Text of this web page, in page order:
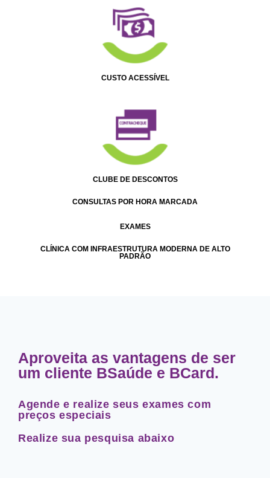
CUSTO ACESSÍVEL
CLUBE DE DESCONTOS
CONSULTAS POR HORA MARCADA
EXAMES
CLÍNICA COM INFRAESTRUTURA MODERNA DE ALTO
PADRÃO
Aproveita as vantagens de ser
um cliente BSaúde e BCard.
Agende e realize seus exames com
preços especiais
Realize sua pesquisa abaixo